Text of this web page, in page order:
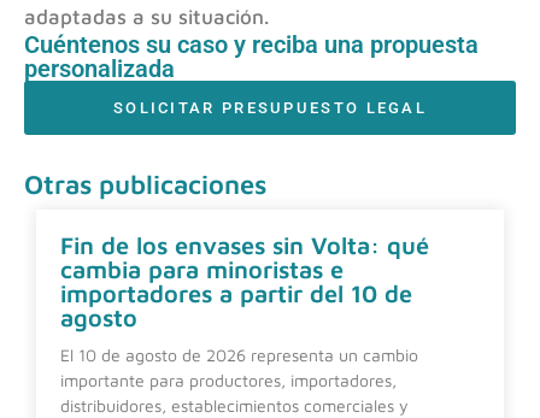
adaptadas a su situación.
Cuéntenos su caso y reciba una propuesta
personalizada
SOLICITAR PRESUPUESTO LEGAL
Otras publicaciones
Fin de los envases sin Volta: qué
cambia para minoristas e
importadores a partir del 10 de
agosto
El 10 de agosto de 2026 representa un cambio
importante para productores, importadores,
distribuidores, establecimientos comerciales y